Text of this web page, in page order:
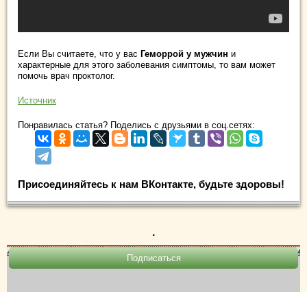
Если Вы считаете, что у вас Геморрой у мужчин и
характерные для этого заболевания симптомы, то вам может
помочь врач проктолог.
Источник
Понравилась статья? Поделись с друзьями в соц.сетях:
Присоединяйтесь к нам ВКонтакте, будьте здоровы!
.